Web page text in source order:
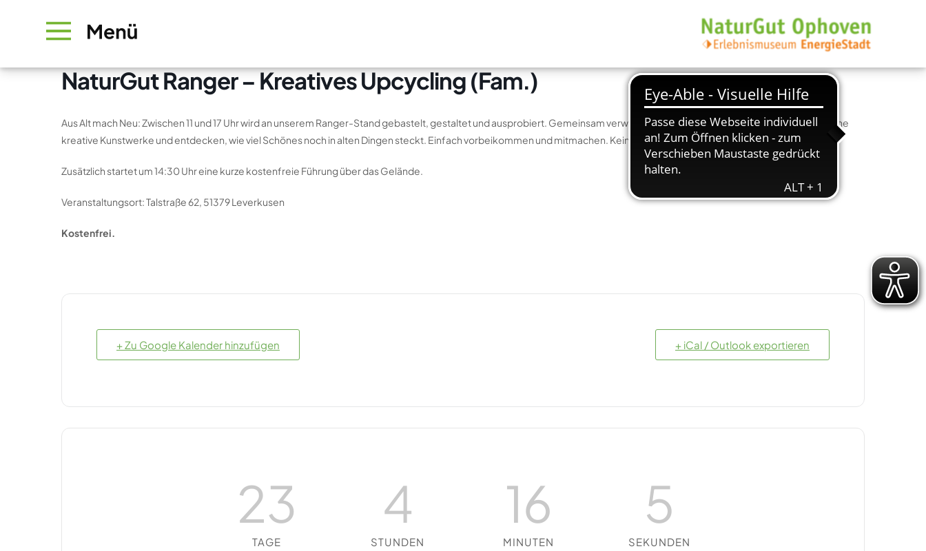
NaturGut Ranger – Kreatives Upcycling (Fam.)
Aus Alt mach Neu: Zwischen 11 und 17 Uhr wird an unserem Ranger-Stand gebastelt, gestaltet und ausprobiert. Gemeinsam verwandeln wir scheinbar nutzlose Materialien in kleine
kreative Kunstwerke und entdecken, wie viel Schönes noch in alten Dingen steckt. Einfach vorbeikommen und mitmachen. Keine Anmeldung erfolderlich. (Kursnr. 81EK)
Zusätzlich startet um 14:30 Uhr eine kurze kostenfreie Führung über das Gelände.
Veranstaltungsort: Talstraße 62, 51379 Leverkusen
Kostenfrei.
+ Zu Google Kalender hinzufügen + iCal / Outlook exportieren
23
TAGE
4
STUNDEN
16
MINUTEN
4
SEKUNDEN